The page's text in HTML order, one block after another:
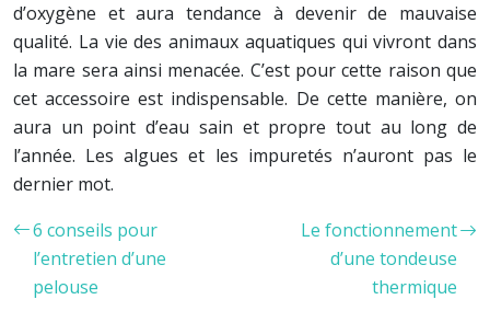
d’oxygène et aura tendance à devenir de mauvaise
qualité. La vie des animaux aquatiques qui vivront dans
la mare sera ainsi menacée. C’est pour cette raison que
cet accessoire est indispensable. De cette manière, on
aura un point d’eau sain et propre tout au long de
l’année. Les algues et les impuretés n’auront pas le
dernier mot.
6 conseils pour
l’entretien d’une
pelouse
Le fonctionnement
d’une tondeuse
thermique